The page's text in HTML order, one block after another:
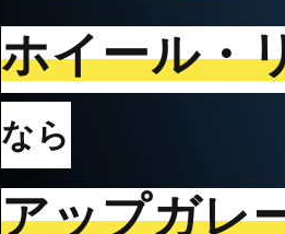
ホイール・
なら
アップガレ